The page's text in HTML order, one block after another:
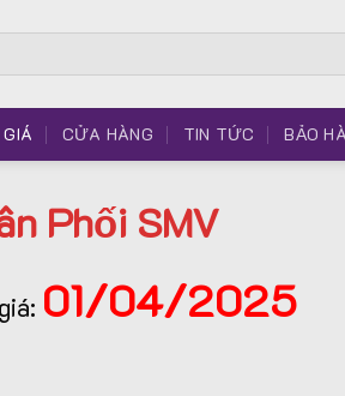
CỬA HÀNG TIN TỨC BẢO
Phối SMV
01/04/2025